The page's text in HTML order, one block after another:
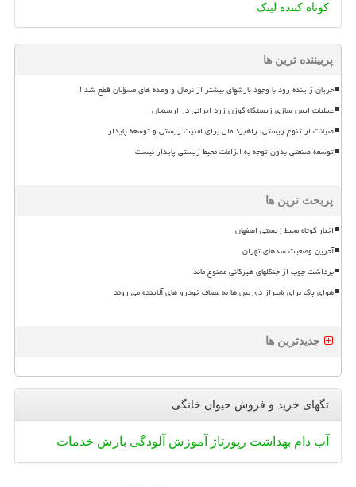
کوتاه کننده لینک
پربیننده ترین ها
جریان زاینده رود با وجود بارشهای بیشتر از نرمال و وعده های مسؤلان قطع شد!!
عملیات ایمن سازی زیستگاه گوزن زرد ایرانی در ارسنجان
صیانت از تنوع زیستی، راهبرد ملی برای امنیت زیستی و توسعه پایدار
توسعه صنعتی بدون توجه به الزامات محیط زیستی پایدار نیست
پربحث ترین ها
اخبار کوتاه محیط زیستی اصفهان
آخرین وضعیت سدهای تهران
برداشت چوب از جنگلهای هیرکانی ممنوع ماند
هوای پاک برای شیراز دوربین ها به مصاف خودرو های آلاینده می روند
جدیدترین ها
تگهای خرید و فروش حیوان خانگی
آب دام بهداشت رپورتاژ آموزش آلودگی بارش خدمات